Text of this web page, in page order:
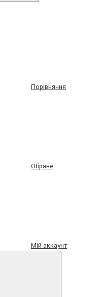
Порівняння
Обране
Мій аккаунт